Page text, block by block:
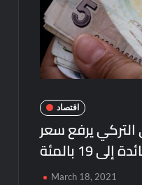
اقتصاد
يرفع سعر
إلى 19 بالمئة
March 18, 2021